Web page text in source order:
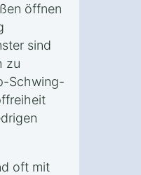
öffnen
sind
zu
Schwing-
oft mit